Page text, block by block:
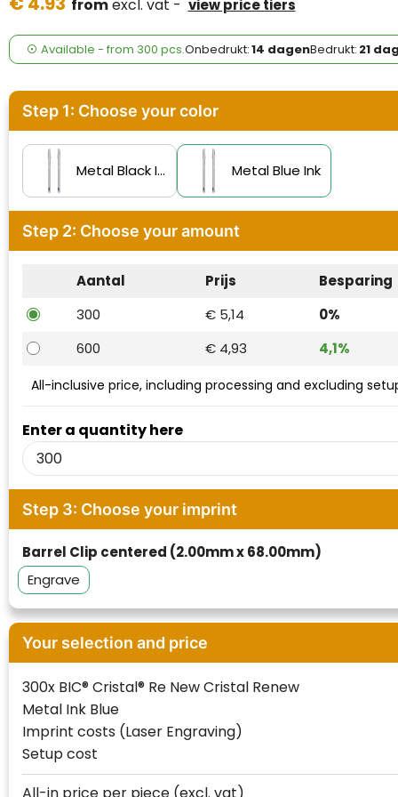
Fresh 'n Rebel
GolfOriginals
James Harvest
Kingcap
Mepal
Moleskine
fromexcl. vat - view price tiers
Available - from 300 pcs.Onbedrukt:14 dagenBedrukt: 21
Step 1: Choose your color
Metal Black Ink Metal Blue Ink
Step 2: Choose your amount
Aantal Prijs
Besparing
300
€ 5,14
0%
600
€ 4,93 4,1%
Enter a quantity here
All-inclusive price, including processing and excluding
Step 3: Choose your imprint
Barrel Clip centered (2.00mm x 68.00mm)
Engrave
Your selection and price
300x BIC® Cristal® Re New Cristal Renew
Metal Ink Blue
Imprint costs (Laser Engraving)
Setup cost